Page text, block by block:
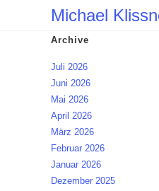
Michael
Archive
Juli 2026
Juni 2026
Mai 2026
April 2026
März 2026
Februar 2026
Januar 2026
Dezember 2025